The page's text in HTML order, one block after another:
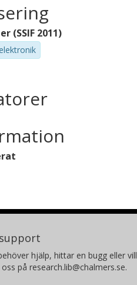
(SSIF 2011)
hjälp, hittar en bugg eller vill
på research.lib@chalmers.se.